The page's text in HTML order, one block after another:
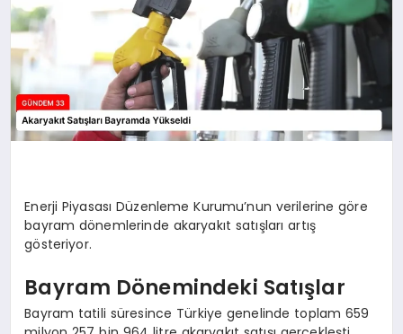
Enerji Piyasası Düzenleme Kurumu’nun verilerine göre
bayram dönemlerinde akaryakıt satışları artış
gösteriyor.
Bayram Dönemindeki Satışlar
Bayram tatili süresince Türkiye genelinde toplam 659